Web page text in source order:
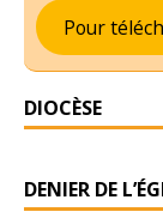
Pour
DIOCÈSE
DENIER DE